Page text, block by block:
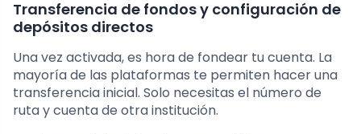
Transferencia de fondos y configuración de
depósitos directos
Una vez activada, es hora de fondear tu cuenta. La
mayoría de las plataformas te permiten hacer una
transferencia inicial. Solo necesitas el número de
ruta y cuenta de otra institución.